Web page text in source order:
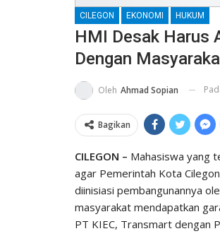
CILEGON EKONOMI HUKUM
HMI Desak Harus
Dengan
Oleh Ahmad Sopian
Bagikan
CILEGON – Mahasiswa yang
agar Pemerintah Kota
diinisiasi pembangunannya
masyarakat mendapatkan
PT KIEC, Transmart dengan